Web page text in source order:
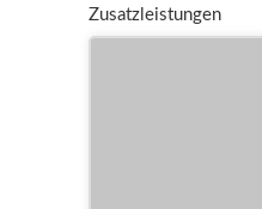
Zusatzleistungen